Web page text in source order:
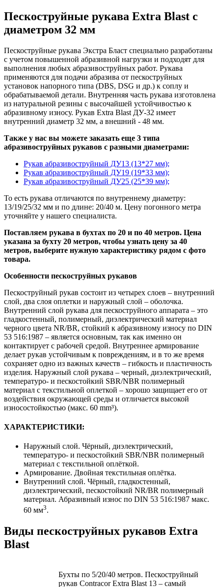
Пескоструйные рукава Extra Blast с
диаметром 32 мм
Пескоструйные рукава Экстра Бласт специально разработаны
с учетом повышенной абразивной нагрузки и подходят для
выполнения любых абразивоструйных работ. Рукава
применяются для подачи абразива от пескоструйных
установок напорного типа (DBS, DSG и др.) к соплу и
обрабатываемой детали. Внутренняя часть рукава изготовлена
из натуральной резины с высочайшей устойчивостью к
абразивному износу. Рукав Extra Blast ДУ-32 имеет
внутренний диаметр 32 мм, а внешний - 48 мм.
Также у нас вы можете заказать еще 3 типа
абразивоструйных рукавов с разными диаметрами:
Рукав абразивоструйный ДУ13 (13*27 мм);
Рукав абразивоструйный ДУ19 (19*33 мм);
Рукав абразивоструйный ДУ25 (25*39 мм);
То есть рукава отличаются по внутреннему диаметру:
13/19/25/32 мм и по длине: 20/40 м. Цену погонного метра
уточняйте у нашего специалиста.
Поставляем рукава в бухтах по 20 и по 40 метров. Цена
указана за бухту 20 метров, чтобы узнать цену за 40
метров, выберите нужную характеристику рядом с фото
товара.
Особенности пескоструйных рукавов
Пескоструйный рукав состоит из четырех слоев – внутренний
слой, два слоя оплетки и наружный слой – оболочка.
Внутренний слой рукава для пескоструйного аппарата – это
гладкостенный, полимерный, диэлектрический материал
черного цвета NR/BR, стойкий к абразивному износу по DIN
53 516:1987 – является основным, так как именно он
контактирует с рабочей средой. Внутреннее армирование
делает рукав устойчивым к повреждениям, и в то же время
сохраняет одно из важных качеств – гибкость и пластичность
изделия. Наружный слой рукава – черный, диэлектрический,
температуро- и пескостойкий SBR/NBR полимерный
материал с текстильной оплеткой – хорошо защищает его от
воздействия окружающей среды и отличается высокой
износостойкостью (макс. 60 mm³).
ХАРАКТЕРИСТИКИ:
Наружный слой. Чёрный, диэлектрический,
температуро- и пескостойкий SBR/NBR полимерный
материал с текстильной оплёткой.
Армирование. Двойная текстильная оплётка.
Внутренний слой. Чёрный, гладкостенный,
диэлектрический, пескостойкий NR/BR полимерный
материал. Абразивный износ по DIN 53 516:1987 макс.
60 мм3.
Виды пескоструйных рукавов Extra
Blast
Бухты по 5/20/40 метров. Пескоструйный
рукав Contracor Extra Blast 13 – самый